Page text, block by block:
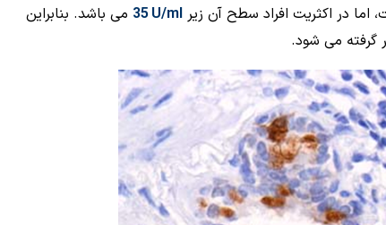
اما در اکثریت افراد سطح آن زیر 35 U/ml می باشد. بنابراین
گرفته می شود.